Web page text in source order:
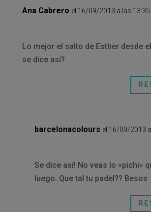
Ana Cabrero el 16/09/2013 a las 13:35
Lo mejor el salto de Esther desde
se dice así?
barcelonacolours el 16/09/2013
Se dice así! No veas lo «pichi»
luego. Que tal tu padel?? Besos